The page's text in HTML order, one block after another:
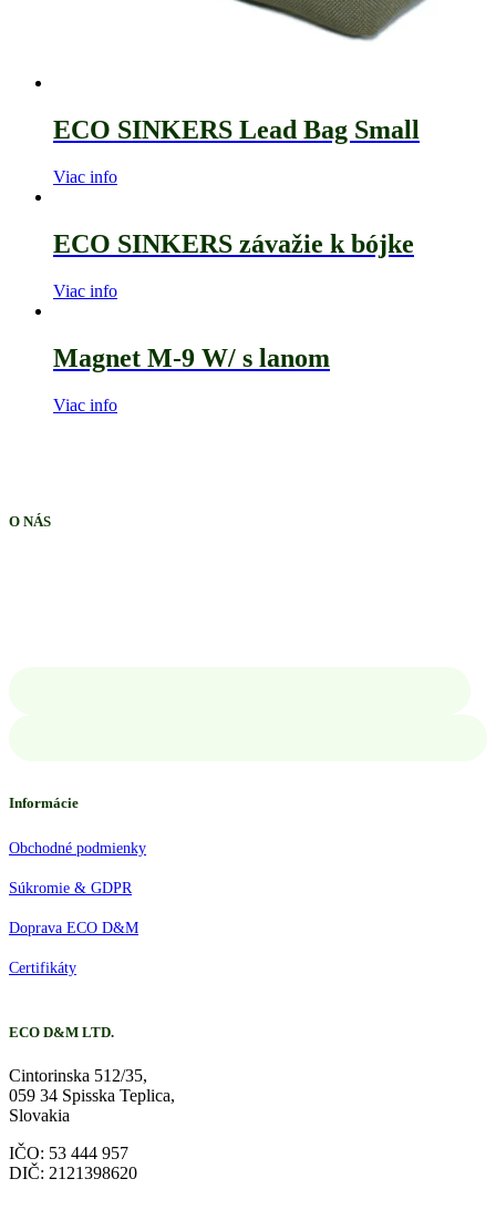
ECO SINKERS Lead Bag Small
Viac info
ECO SINKERS závažie k bójke
Viac info
Magnet M-9 W/ s lanom
Viac info
O NÁS
Informácie
Obchodné podmienky
Súkromie & GDPR
Doprava ECO D&M
Certifikáty
ECO D&M LTD.
Cintorinska 512/35,
059 34 Spisska Teplica,
Slovakia
IČO: 53 444 957
DIČ: 2121398620